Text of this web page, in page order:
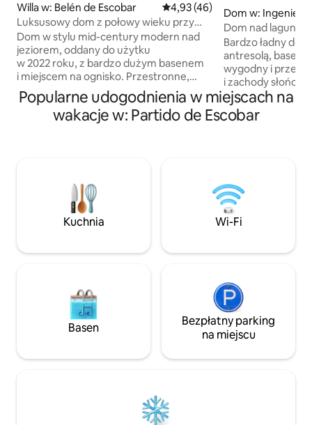
Willa w: Belén de Escobar Średnia ocena: 4,93 na 5,
4,93 (46)
Luksusowy dom z połowy wieku przy
jeziorze, jacuzzi, basen
Dom w stylu mid-century modern nad
jeziorem, oddany do użytku
w 2022 roku, z bardzo dużym basenem
i miejscem na ognisko. Przestronne,
jasne i otoczone przyrodą. Podwójne
jacuzzi z widokiem na wodę,
niesamowite zachody słońca, grill,
miejsce na relaks, zaledwie 40 minut od
Buenos Aires. Bezpłatny dostęp do pola
golfowego, kortu tenisowego i boiska do
piłki nożnej. :: Uwaga: imprezy,
niedozwolone.
Dom w:
Dom nad laguną
(4 osoby)
Bardzo ładny
antresolą,
wygodny i
i zachody słońca
jest bardzo cicha
niewielkim
Dom znajduje się
wiosłowania i
na relaks i
Barrio El Canton,
Popularne udogodnienia w miejscach na
wakacje w: Partido de Escobar
Kuchnia Wi-Fi
Basen
Bezpłatny parking
na miejscu